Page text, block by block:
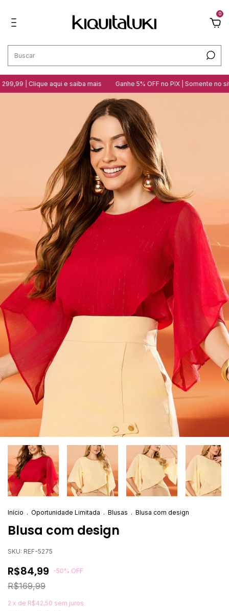
0
| Clique aqui e saiba mais Ganhe 5% OFF no PIX | Somente no site
Início . Oportunidade Limitada . Blusas . Blusa com design
Blusa com design
SKU: REF-5275
R$84,99 -50% OFF
R$169,99
2 x de R$42,50 sem juros